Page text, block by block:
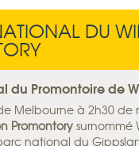
DU
du Promontoire de
Melbourne à 2h30 de
Promontory surnommé
national du